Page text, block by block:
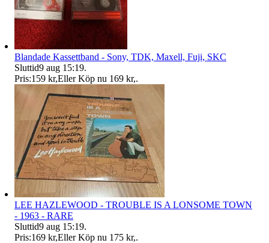
Blandade Kassettband - Sony, TDK, Maxell, Fuji, SKC
Sluttid9 aug 15:19.
Pris:159 kr,Eller Köp nu 169 kr,.
LEE HAZLEWOOD - TROUBLE IS A LONSOME TOWN
- 1963 - RARE
Sluttid9 aug 15:19.
Pris:169 kr,Eller Köp nu 175 kr,.